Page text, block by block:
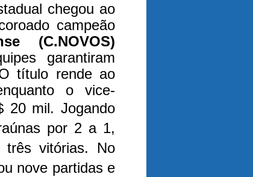
chegou ao
campeão
(C.NOVOS)
garantiram
título rende ao
o vice-
20 mil. Jogando
por 2 a 1,
três vitórias. No
nove partidas e